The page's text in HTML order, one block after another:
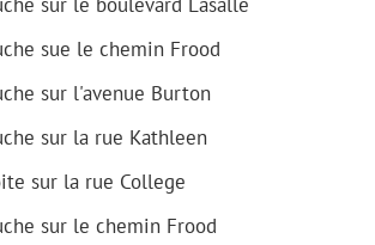
sue le chemin Frood
sur l'avenue Burton
sur la rue Kathleen
sur la rue College
sur le chemin Frood